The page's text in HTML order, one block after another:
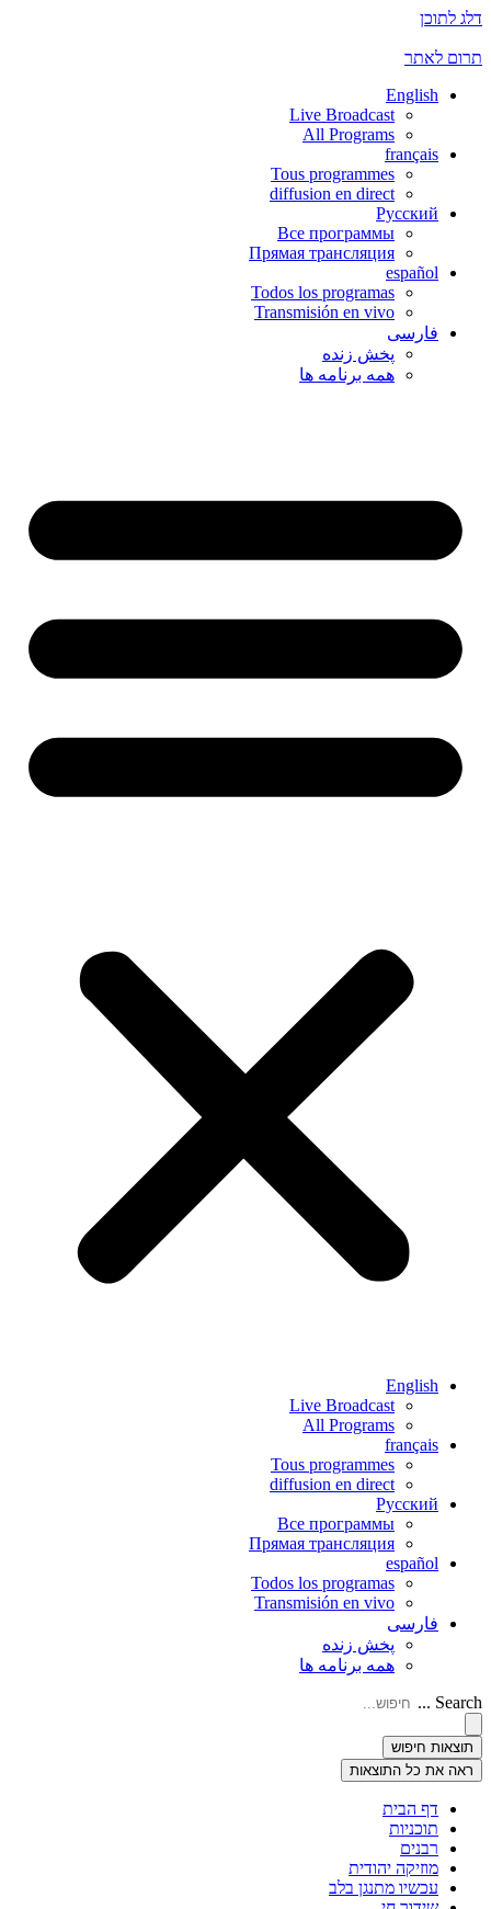
דלג לתוכן
תרום לאתר
English
Live Broadcast
All Programs
français
Tous programmes
diffusion en direct
Русский
Все программы
Прямая трансляция
español
Todos los programas
Transmisión en vivo
فارسی
پخش زنده
همه برنامه ها
English
Live Broadcast
All Programs
français
Tous programmes
diffusion en direct
Русский
Все программы
Прямая трансляция
español
Todos los programas
Transmisión en vivo
فارسی
پخش زنده
همه برنامه ها
Search ...
תוצאות חיפוש
ראה את כל התוצאות
דף הבית
תוכניות
רבנים
מוזיקה יהודית
עכשיו מתנגן בלב